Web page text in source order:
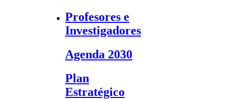
Profesores e
Investigadores
Agenda 2030
Plan
Estratégico